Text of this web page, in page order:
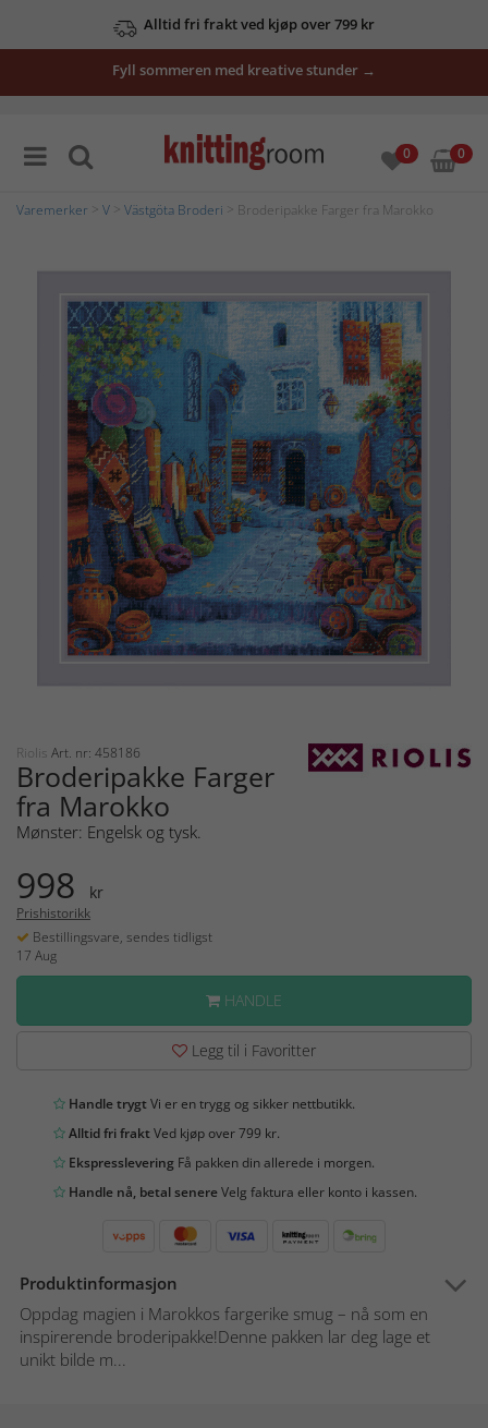
Alltid fri frakt ved kjøp over 799 kr
Fyll sommeren med kreative stunder →
0 0
Varemerker V Västgöta Broderi > Broderipakke Farger fra Marokko
Riolis Art. nr: 458186
Broderipakke Farger
fra Marokko
Mønster: Engelsk og tysk.
998 kr
Prishistorikk
Bestillingsvare, sendes tidligst
17 Aug
HANDLE
Legg til i Favoritter
Handle trygtVi er en trygg og sikker nettbutikk.
Alltid fri fraktVed kjøp over 799 kr.
Ekspresslevering Få pakken din allerede i morgen.
Handle nå, betal senereVelg faktura eller konto i kassen.
Produktinformasjon
Oppdag magien i Marokkos fargerike smug – nå som en
inspirerende broderipakke!Denne pakken lar deg lage et
unikt bilde m...